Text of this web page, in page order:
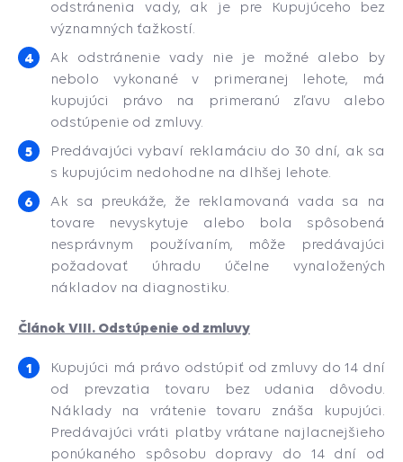
odstránenia vady, ak je pre Kupujúceho bez
významných ťažkostí.
Ak odstránenie vady nie je možné alebo by
nebolo vykonané v primeranej lehote, má
kupujúci právo na primeranú zľavu alebo
odstúpenie od zmluvy.
Predávajúci vybaví reklamáciu do 30 dní, ak sa
s kupujúcim nedohodne na dlhšej lehote.
Ak sa preukáže, že reklamovaná vada sa na
tovare nevyskytuje alebo bola spôsobená
nesprávnym používaním, môže predávajúci
požadovať úhradu účelne vynaložených
nákladov na diagnostiku.
Článok VIII. Odstúpenie od zmluvy
Kupujúci má právo odstúpiť od zmluvy do 14 dní
od prevzatia tovaru bez udania dôvodu.
Náklady na vrátenie tovaru znáša kupujúci.
Predávajúci vráti platby vrátane najlacnejšieho
ponúkaného spôsobu dopravy do 14 dní od